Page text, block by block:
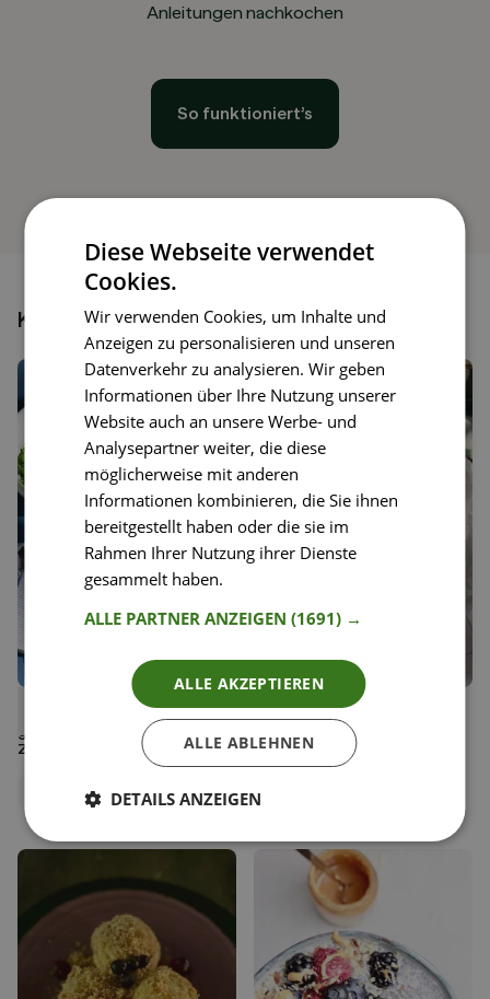
Anleitungen nachkochen
So funktioniert’s
Könnte dir auch gefallen
Speichern
Linsensalat mit Rucola,
gerösteten Walnüssen und
Zitrusdressing
Redaktionsteam
49
Liken
Speichern
Steak Sandwich mit Blitz-
Jenny Rose
Diese Webseite verwendet
Cookies.
Wir verwenden Cookies, um Inhalte und
Anzeigen zu personalisieren und unseren
Datenverkehr zu analysieren. Wir geben
Informationen über Ihre Nutzung unserer
Website auch an unsere Werbe- und
Analysepartner weiter, die diese
möglicherweise mit anderen
Informationen kombinieren, die Sie ihnen
bereitgestellt haben oder die sie im
Rahmen Ihrer Nutzung ihrer Dienste
gesammelt haben.
ALLE PARTNER ANZEIGEN(1691) →
ALLE AKZEPTIEREN
ALLE ABLEHNEN
DETAILS ANZEIGEN